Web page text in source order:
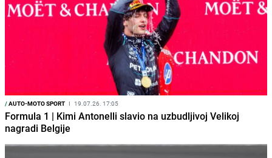
/AUTO-MOTO SPORT I 19.07.26. 17:05
Formula 1 | Kimi Antonelli slavio na uzbudljivoj Velikoj
nagradi Belgije